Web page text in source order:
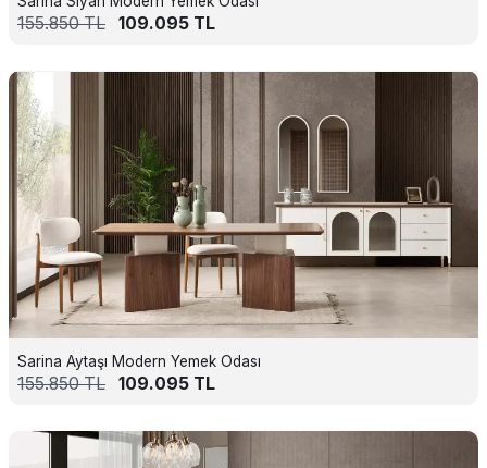
155.850TL 109.095 TL
Sarina Aytaşı Modern Yemek Odası
155.850TL 109.095 TL